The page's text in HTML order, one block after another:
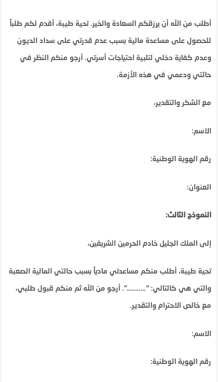
أطلب من الله أن يرزقكم السعادة والخير. تحية طيبة، أقدم لكم طلباً
للحصول على مساعدة مالية بسبب عدم قدرتي على سداد الديون
وعدم كفاية دخلي لتلبية احتياجات أسرتي. أرجو منكم النظر في
حالتي ودعمي في هذه الأزمة.
مع الشكر والتقدير،
الاسم:
رقم الهوية الوطنية:
العنوان:
النموذج الثالث:
إلى الملك الجليل خادم الحرمين الشريفين،
تحية طيبة، أطلب منكم مساعدتي مادياً بسبب حالتي المالية الصعبة
والتي هي كالتالي: “………..”. أرجو من الله ثم منكم قبول طلبي،
مع خالص الاحترام والتقدير.
الاسم:
رقم الهوية الوطنية: